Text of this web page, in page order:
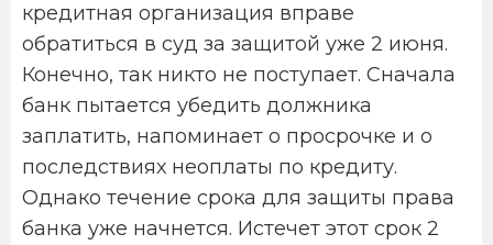
кредитная организация вправе
обратиться в суд за защитой уже 2 июня.
Конечно, так никто не поступает. Сначала
банк пытается убедить должника
заплатить, напоминает о просрочке и о
последствиях неоплаты по кредиту.
Однако течение срока для защиты права
банка уже начнется. Истечет этот срок 2